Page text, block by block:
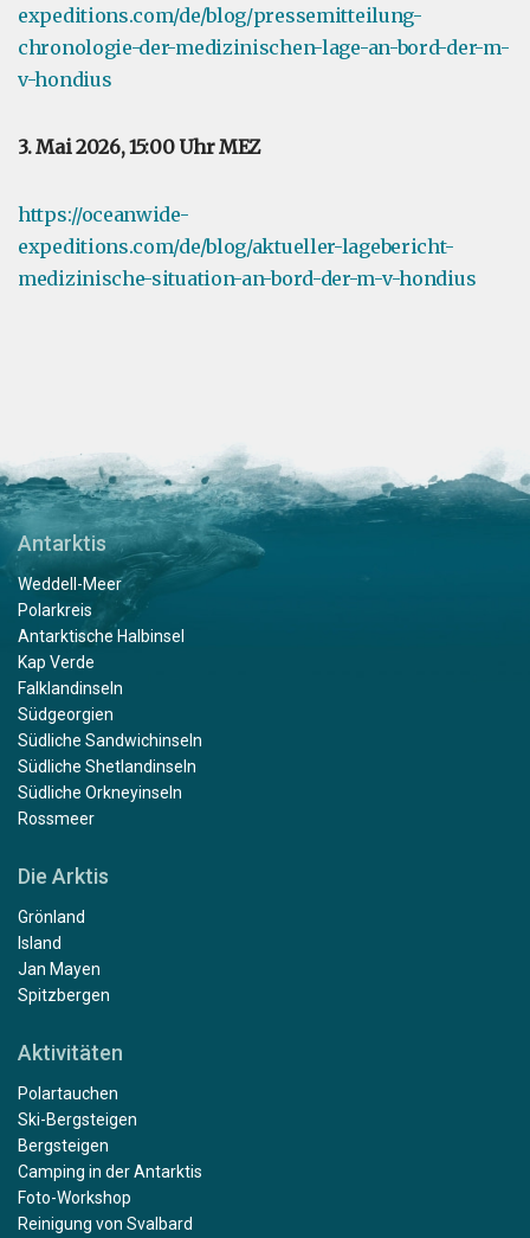
expeditions.com/de/blog/pressemitteilung-
chronologie-der-medizinischen-lage-an-bord-der-m-
v-hondius
3. Mai 2026, 15:00 Uhr MEZ
https://oceanwide-
expeditions.com/de/blog/aktueller-lagebericht-
medizinische-situation-an-bord-der-m-v-hondius
Antarktis
Weddell-Meer
Polarkreis
Antarktische Halbinsel
Kap Verde
Falklandinseln
Südgeorgien
Südliche Sandwichinseln
Südliche Shetlandinseln
Südliche Orkneyinseln
Rossmeer
Die Arktis
Grönland
Island
Jan Mayen
Spitzbergen
Aktivitäten
Polartauchen
Ski-Bergsteigen
Bergsteigen
Camping in der Antarktis
Foto-Workshop
Reinigung von Svalbard